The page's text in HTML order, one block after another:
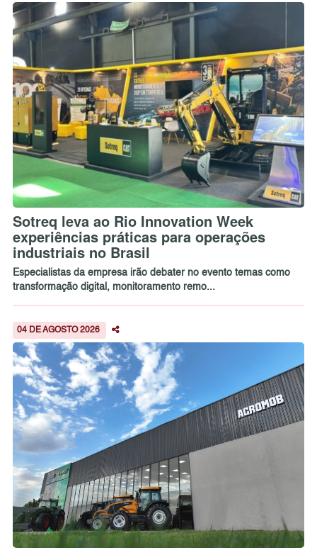
Sotreq leva ao Rio Innovation Week
experiências práticas para operações
industriais no Brasil
Especialistas da empresa irão debater no evento temas como
transformação digital, monitoramento remo...
04 DE AGOSTO 2026